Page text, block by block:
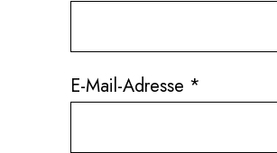
E-Mail-Adresse *